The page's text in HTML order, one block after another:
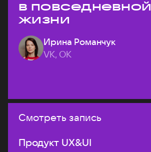
в повседневной
жизни
Ирина Романчук
VK, ОК
Смотреть запись
Продукт UX&UI